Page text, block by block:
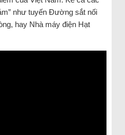
như tuyến Đường sắt nối
hay Nhà máy điện Hạt